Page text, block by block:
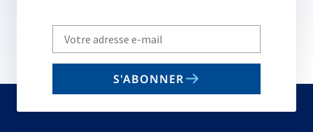
Write
your
email
S'ABONNER